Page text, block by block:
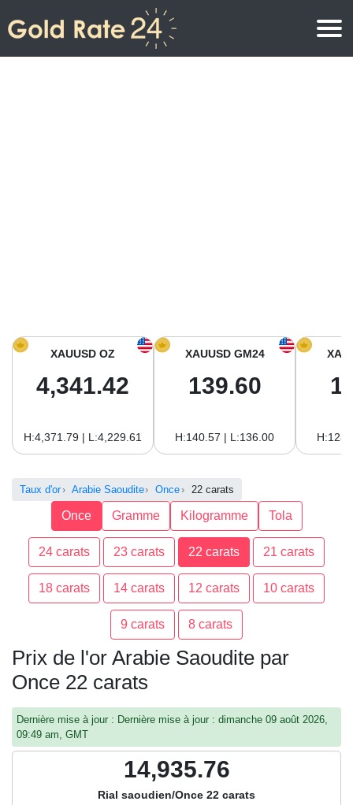
Prix de l’or aujourd’hui en Amérique du Sud
XAUUSD OZ
4,341.42
H:4,371.79 | L:4,229.61
XAUUSD GM24
139.60
H:140.57 | L:136.00
Taux d'or Arabie Saoudite Once 22 carats
Once Gramme Kilogramme Tola
24 carats 23 carats 22 carats 21 carats
18 carats 14 carats 12 carats 10 carats
9 carats 8 carats
Prix de l'or Arabie Saoudite par
Once 22 carats
Dernière mise à jour : Dernière mise à jour : dimanche 09 août 2026,
09:49 am, GMT
14,935.76
Rial saoudien/Once 22 carats